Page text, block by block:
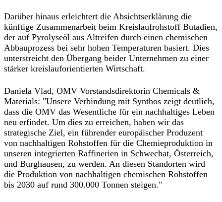
Darüber hinaus erleichtert die Absichtserklärung die
künftige Zusammenarbeit beim Kreislaufrohstoff Butadien,
der auf Pyrolyseöl aus Altreifen durch einen chemischen
Abbauprozess bei sehr hohen Temperaturen basiert. Dies
unterstreicht den Übergang beider Unternehmen zu einer
stärker kreislauforientierten Wirtschaft.
Daniela Vlad, OMV Vorstandsdirektorin Chemicals &
Materials: "Unsere Verbindung mit Synthos zeigt deutlich,
dass die OMV das Wesentliche für ein nachhaltiges Leben
neu erfindet. Um dies zu erreichen, haben wir das
strategische Ziel, ein führender europäischer Produzent
von nachhaltigen Rohstoffen für die Chemieproduktion in
unseren integrierten Raffinerien in Schwechat, Österreich,
und Burghausen, zu werden. An diesen Standorten wird
die Produktion von nachhaltigen chemischen Rohstoffen
bis 2030 auf rund 300.000 Tonnen steigen."